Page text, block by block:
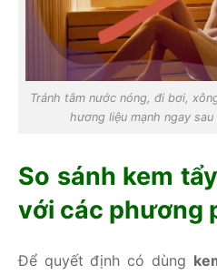
Tránh tắm nước nóng, đi bơi,
hương liệu mạnh ngay
So sánh kem
với các phương
Để quyết định có dùng